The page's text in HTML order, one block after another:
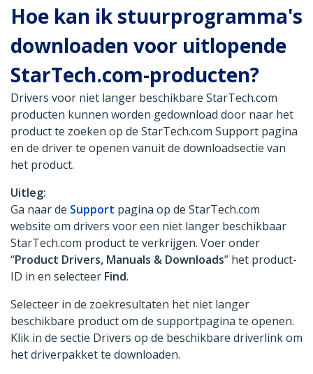
Hoe kan ik stuurprogramma's
downloaden voor uitlopende
StarTech.com-producten?
Drivers voor niet langer beschikbare StarTech.com
producten kunnen worden gedownload door naar het
product te zoeken op de StarTech.com Support pagina
en de driver te openen vanuit de downloadsectie van
het product.
Uitleg:
Ga naar de Support pagina op de StarTech.com
website om drivers voor een niet langer beschikbaar
StarTech.com product te verkrijgen. Voer onder
“Product Drivers, Manuals & Downloads” het product-
ID in en selecteer Find.
Selecteer in de zoekresultaten het niet langer
beschikbare product om de supportpagina te openen.
Klik in de sectie Drivers op de beschikbare driverlink om
het driverpakket te downloaden.